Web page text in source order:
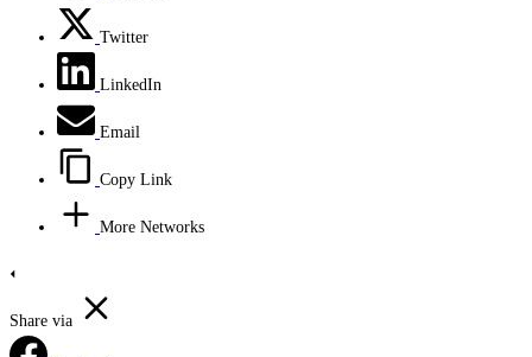
Twitter
LinkedIn
Email
Copy Link
More Networks
Share via